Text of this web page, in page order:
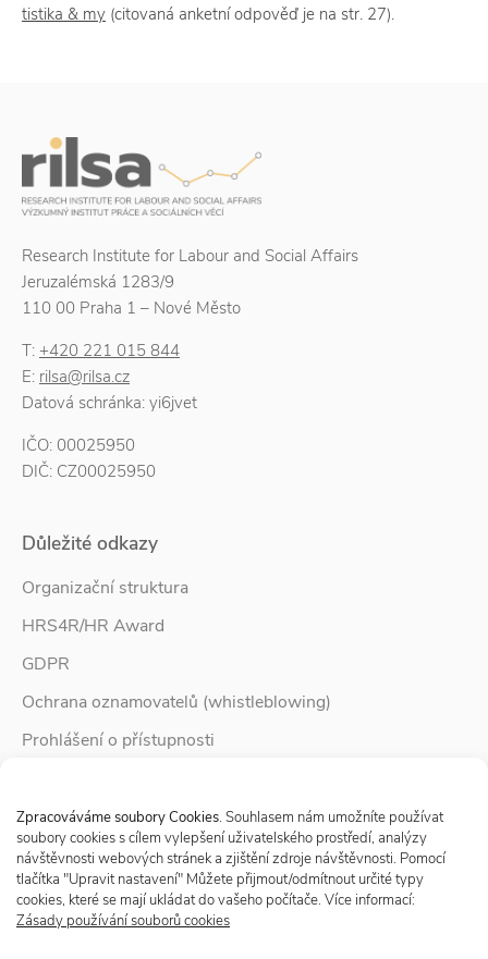
Zpracováváme soubory Cookies. Souhlasem nám umožníte používat
soubory cookies s cílem vylepšení uživatelského prostředí, analýzy
návštěvnosti webových stránek a zjištění zdroje návštěvnosti. Pomocí
tlačítka "Upravit nastavení" Můžete přijmout/odmítnout určité typy
cookies, které se mají ukládat do vašeho počítače. Více informací:
Zásady používání souborů cookies
tistika & my (citovaná anketní odpověď je na str. 27).
Research Institute for Labour and Social Affairs
Jeruzalémská 1283/9
110 00 Praha 1 – Nové Město
T: +420 221 015 844
E: rilsa@rilsa.cz
Datová schránka: yi6jvet
IČO: 00025950
DIČ: CZ00025950
Důležité odkazy
Organizační struktura
HRS4R/HR Award
GDPR
Ochrana oznamovatelů (whistleblowing)
Prohlášení o přístupnosti
Zpravodaj Rodina
Sledujte nás